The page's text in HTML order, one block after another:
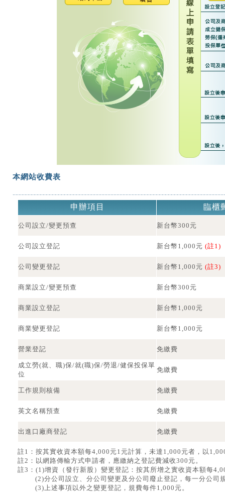
本網站收費表
申辦項目 臨櫃
公司設立/變更預查 新台幣300元
公司設立登記 新台幣1,000元 (註1)
公司變更登記 新台幣1,000元 (註3)
商業設立/變更預查 新台幣300元
商業設立登記 新台幣1,000元
商業變更登記 新台幣1,000元
營業登記 免繳費
成立勞(就、職)保/就(職)保/勞退/健保投保單
位
免繳費
工作規則核備 免繳費
英文名稱預查 免繳費
出進口廠商登記 免繳費
註1：按其實收資本額每4,000元1元計算，未達1,000元者，以
註2：以網路傳輸方式申請者，應繳納之登記費減收300元。
註3： (1)增資（發行新股）變更登記：按其所增之實收資本額每
(2)分公司設立、分公司變更及分公司廢止登記，每一分公司
(3)上述事項以外之變更登記，規費每件1,000元。